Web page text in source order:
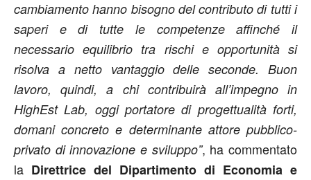
cambiamento hanno bisogno del contributo di tutti i
saperi e di tutte le competenze affinché il
necessario equilibrio tra rischi e opportunità si
risolva a netto vantaggio delle seconde. Buon
lavoro, quindi, a chi contribuirà all’impegno in
HighEst Lab, oggi portatore di progettualità forti,
domani concreto e determinante attore pubblico-
privato di innovazione e sviluppo”, ha commentato
la Direttrice del Dipartimento di Economia e